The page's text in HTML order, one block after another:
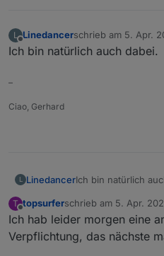
L
Offline
Linedancerschrieb am 5. Apr.
zuletzt editiert von
Ich bin natürlich auch dabei.
–
Ciao, Gerhard
L LinedancerIch bin natürlich
T
Offline
topsurferschrieb am 5. Apr.
zuletzt editiert von
Ich hab leider morgen eine
Verpflichtung, das nächste